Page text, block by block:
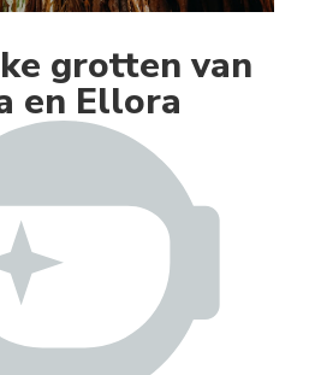
grotten van
en Ellora